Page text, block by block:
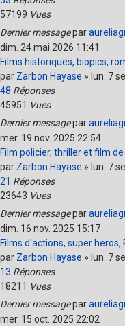
57199 Vues
Dernier messagepar
dim. 24 mai 2026 11:41
Films historiques, biopics,
par Zarbon Hayase » lun. 7
48 Réponses
45951 Vues
Dernier messagepar
mer. 19 nov. 2025 22:54
Film policier, thriller et film
par Zarbon Hayase » lun. 7
21 Réponses
23643 Vues
Dernier messagepar
dim. 16 nov. 2025 15:17
Films d'actions, super
par Zarbon Hayase » lun. 7
13 Réponses
18211 Vues
Dernier messagepar
mer. 15 oct. 2025 22:02